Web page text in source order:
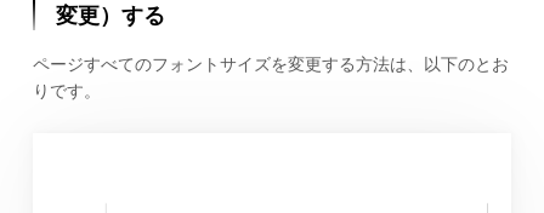
変更）する
ページすべてのフォントサイズを変更する方法は、以下のとお
りです。